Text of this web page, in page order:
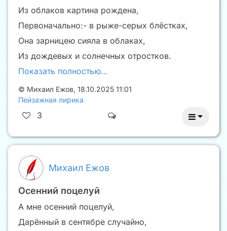
Из облаков картина рождена,
Первоначально:- в рыже-серых блёстках,
Она зарницею сияла в облаках,
Из дождевых и солнечных отростков.
Показать полностью…
© Михаил Ежов, 18.10.2025 11:01
Пейзажная лирика
3
Михаил Ежов
Осенний поцелуй
А мне осенний поцелуй,
Дарённый в сентябре случайно,